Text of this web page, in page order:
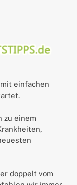
einfachen
zu einem
doppelt vom